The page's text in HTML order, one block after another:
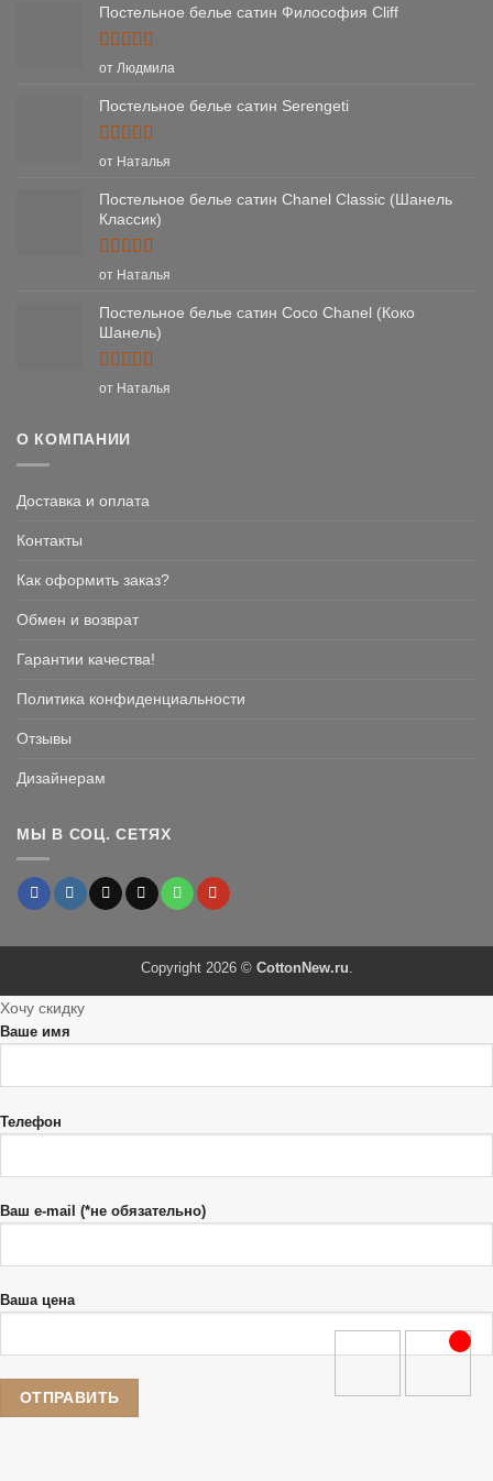
Постельное белье сатин Философия Cliff
Оценка5
от Людмила
Постельное белье сатин Serengeti
Оценка5
от Наталья
Постельное белье сатин Chanel Classic (Шанель
Классик)
Оценка5
от Наталья
Постельное белье сатин Coco Chanel (Коко
Шанель)
Оценка5
от Наталья
О КОМПАНИИ
Доставка и оплата
Контакты
Как оформить заказ?
Обмен и возврат
Гарантии качества!
Политика конфиденциальности
Отзывы
Дизайнерам
МЫ В СОЦ. СЕТЯХ
Copyright 2026 © CottonNew.ru.
Хочу скидку
Ваше имя
Телефон
Ваш e-mail (*не обязательно)
Ваша цена